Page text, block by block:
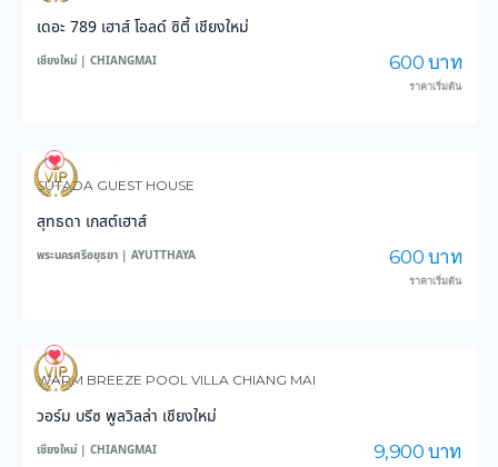
เดอะ 789 เฮาส์ โอลด์ ซิตี้ เชียงใหม่
เชียงใหม่ | CHIANGMAI 600 บาท
ราคาเริ่มต้น
157
SUTADA GUEST HOUSE
สุทธดา เกสต์เฮาส์
พระนครศรีอยุธยา | AYUTTHAYA 600 บาท
ราคาเริ่มต้น
194
WARM BREEZE POOL VILLA CHIANG MAI
วอร์ม บรีซ พูลวิลล่า เชียงใหม่
เชียงใหม่ | CHIANGMAI 9,900 บาท